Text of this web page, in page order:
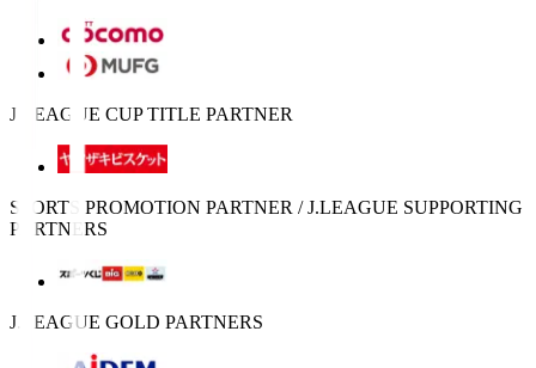
J.LEAGUE CUP TITLE PARTNER
SPORTS PROMOTION PARTNER / J.LEAGUE SUPPORTING
PARTNERS
J.LEAGUE GOLD PARTNERS